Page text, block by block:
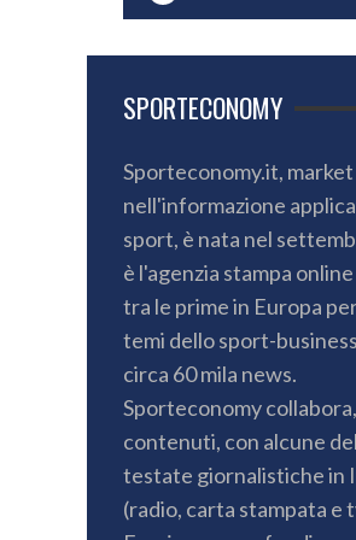
SPORTECONOMY
Sporteconomy.it,
nell'informazione
sport, è nata nel
è l'agenzia stampa
tra le prime in Europa
temi dello sport-
circa 60 mila news.
Sporteconomy
contenuti, con alcune
testate giornalistiche in
(radio, carta stampata e